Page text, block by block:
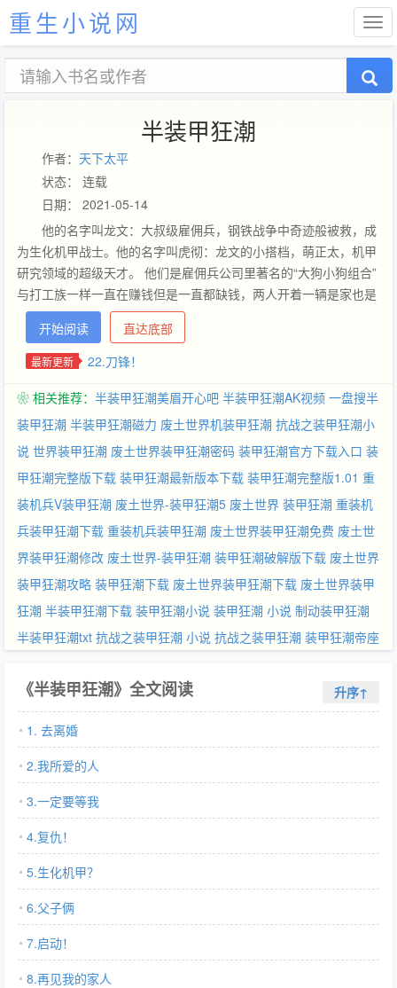
重生小说网
半装甲狂潮
作者： 天下太平
状态： 连载
日期： 2021-05-14
他的名字叫龙文：大叔级雇佣兵，钢铁战争中奇迹般被救，成
为生化机甲战士。他的名字叫虎彻：龙文的小搭档，萌正太，机甲
研究领域的超级天才。 他们是雇佣兵公司里著名的“大狗小狗组合”
与打工族一样一直在赚钱但是一直都缺钱，两人开着一辆是家也是
武器库的皮特比尔特卡车辗转于世界各地，承接各种或平凡或古怪
的任务。 只要车轮还在转他们所经历的故事就会一直延续下去......
...
开始阅读 直达底部
最新更新 22.刀锋！
❀ 相关推荐： 半装甲狂潮美眉开心吧 半装甲狂潮AK视频 一盘搜半
装甲狂潮 半装甲狂潮磁力 废土世界机装甲狂潮 抗战之装甲狂潮小
说 世界装甲狂潮 废土世界装甲狂潮密码 装甲狂潮官方下载入口 装
甲狂潮完整版下载 装甲狂潮最新版本下载 装甲狂潮完整版1.01 重
装机兵V装甲狂潮 废土世界-装甲狂潮5 废土世界 装甲狂潮 重装机
兵装甲狂潮下载 重装机兵装甲狂潮 废土世界装甲狂潮免费 废土世
界装甲狂潮修改 废土世界-装甲狂潮 装甲狂潮破解版下载 废土世界
装甲狂潮攻略 装甲狂潮下载 废土世界装甲狂潮下载 废土世界装甲
狂潮 半装甲狂潮下载 装甲狂潮小说 装甲狂潮 小说 制动装甲狂潮
半装甲狂潮txt 抗战之装甲狂潮 小说 抗战之装甲狂潮 装甲狂潮帝座
《半装甲狂潮》全文阅读 升序↑
1. 去离婚
2.我所爱的人
3.一定要等我
4.复仇！
5.生化机甲？
6.父子俩
7.启动！
8.再见我的家人